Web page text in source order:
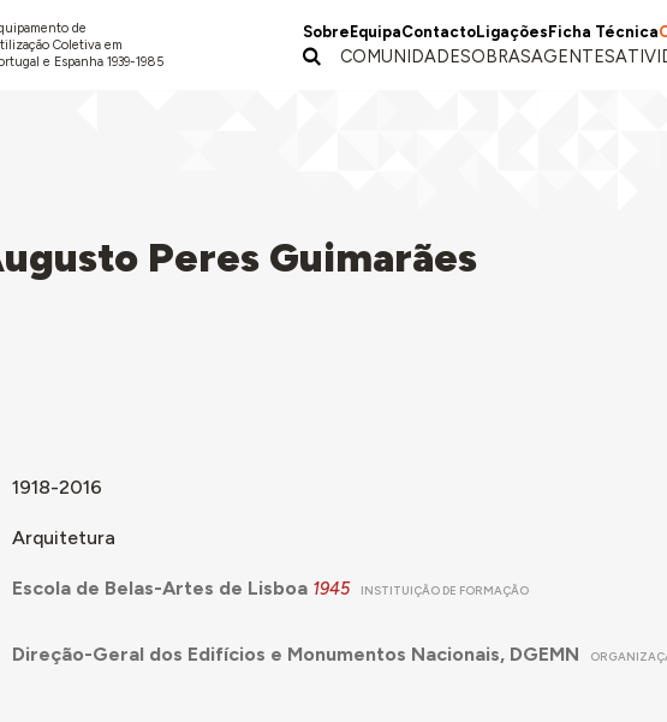
de
Coletiva em
e Espanha 1939-1985
Sobre EquipaContactoLigações Ficha Técnica
COMUNIDADESOBRASAGENTES
Peres Guimarães
1918-2016
Arquitetura
Escola de Belas-Artes de Lisboa 1945 INSTITUIÇÃO DE FORMAÇÃO
Direção-Geral dos Edifícios e Monumentos Nacionais, DGEMN